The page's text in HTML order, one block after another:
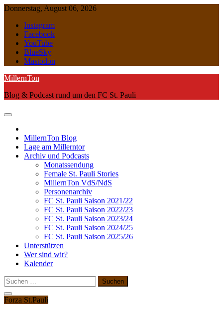
Skip
content
Donnerstag, August 06, 2026
Instagram
Facebook
YouTube
BlueSky
Mastodon
MillernTon
Blog & Podcast rund um den FC St. Pauli
MillernTon Blog
Lage am Millerntor
Archiv und Podcasts
Monatssendung
Female St. Pauli Stories
MillernTon VdS/NdS
Personenarchiv
FC St. Pauli Saison 2021/22
FC St. Pauli Saison 2022/23
FC St. Pauli Saison 2023/24
FC St. Pauli Saison 2024/25
FC St. Pauli Saison 2025/26
Unterstützen
Wer sind wir?
Kalender
Suchen
nach:
Forza St.Pauli